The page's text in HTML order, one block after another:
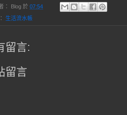
： Blog 於 07:54
生活流水帳
留言:
留言